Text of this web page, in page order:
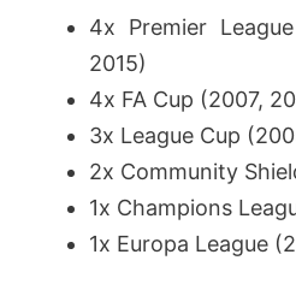
4x Premier
2015)
4x FA Cup (2007,
3x League Cup
2x Community
1x Champions
1x Europa League